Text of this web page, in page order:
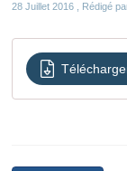
28 Juillet 2016 , Rédigé